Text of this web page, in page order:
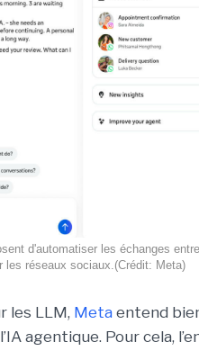
d'automatiser les échanges
les réseaux sociaux.(Crédit: Meta)
les LLM, Meta entend
agentique. Pour cela,